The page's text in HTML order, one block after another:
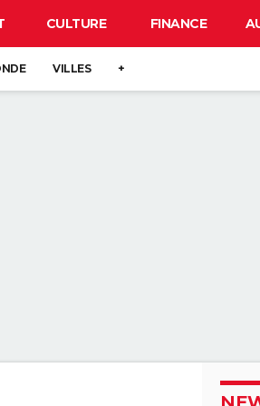
CULTURE FINANCE
VILLES +